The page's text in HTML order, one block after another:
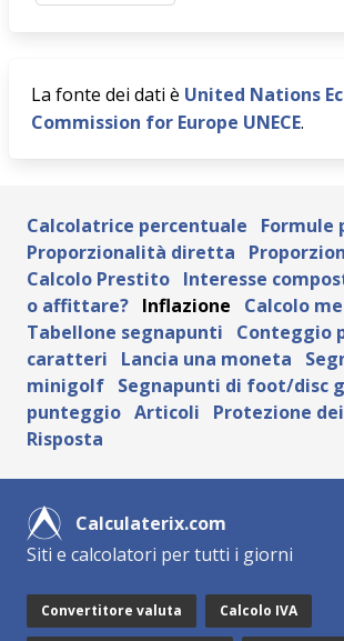
La fonte dei dati è United Nations
Commission for Europe UNECE.
Calcolatrice percentuale
Formule
Proporzionalità diretta
Calcolo Prestito Interesse
o affittare? Inflazione
Calcolo
Tabellone segnapunti
Conteggio
caratteri
Lancia una moneta
minigolf Segnapunti di foot/disc
punteggio Articoli
Protezione
Risposta
Calculaterix.com
Siti e calcolatori per tutti i giorni
Convertitore valuta Calcolo IVA